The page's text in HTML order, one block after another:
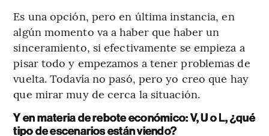
Es una opción, pero en última instancia, en
algún momento va a haber que haber un
sinceramiento, si efectivamente se empieza a
pisar todo y empezamos a tener problemas de
vuelta. Todavía no pasó, pero yo creo que hay
que mirar muy de cerca la situación.
Y en materia de rebote económico: V, U o L, ¿qué
tipo de escenarios están viendo?